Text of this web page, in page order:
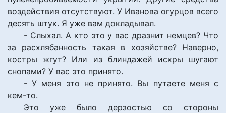
воздействия отсутствуют. У Иванова огурцов всего
десять штук. Я уже вам докладывал.
- Слыхал. А кто это у вас дразнит немцев? Что
за расхлябанность такая в хозяйстве? Наверно,
костры жгут? Или из блиндажей искры шугают
снопами? У вас это принято.
- У меня это не принято. Вы путаете меня с
кем-то.
Это уже было дерзостью со стороны